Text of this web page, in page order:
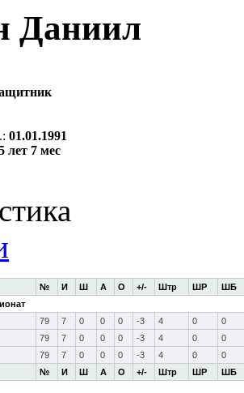
Даниил
01.01.1991
лет 7 мес
№ И Ш А О +/- Штр ШР ШБ
№ И Ш А О +/- Штр ШР ШБ
79 7 0 0 0 -3 4 0
0
79 7 0 0 0 -3 4 0
0
79 7 0 0 0 -3 4 0 0